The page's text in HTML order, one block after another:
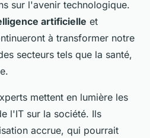
sur l'avenir technologique.
artificielle et
à transformer notre
secteurs tels que la santé,
mettent en lumière les
l'IT sur la société. Ils
accrue, qui pourrait